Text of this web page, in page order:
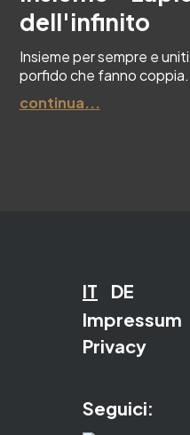
dell'infinito
Insieme per sempre e
porfido che fanno
continua...
IT
DE
Impressum
Privacy
Seguici: